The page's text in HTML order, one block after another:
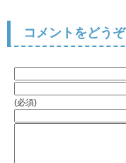
コメントをどうぞ
(必須)